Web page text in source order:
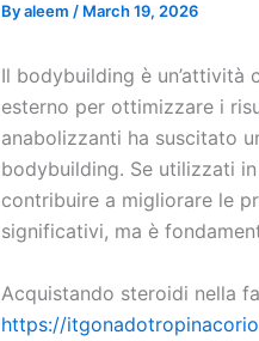
Byaleem / March 19, 2026
Il bodybuilding è un’attività
esterno per ottimizzare i
anabolizzanti ha suscitato
bodybuilding. Se utilizzati
contribuire a migliorare le
significativi, ma è
Acquistando steroidi nella
https://